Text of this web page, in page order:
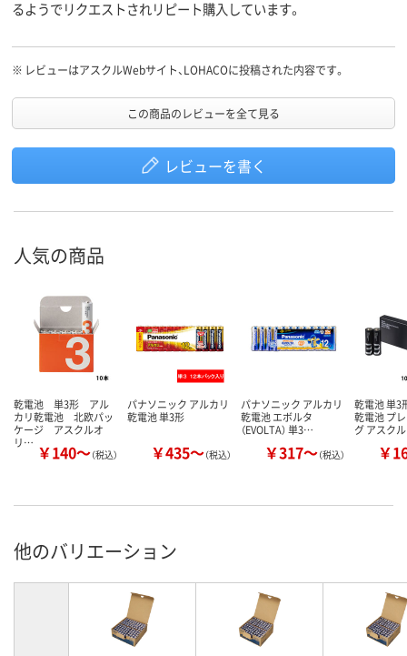
るようでリクエストされリピート購入しています。
※ レビューはアスクルWebサイト、LOHACOに投稿された内容です。
この商品のレビューを全て見る
レビューを書く
人気の商品
乾電池 単3形 アル
カリ乾電池 北欧パッ
ケージ アスクルオ
リ… ￥140～（税込）
パナソニック アルカリ
乾電池 単3形
￥435～（税込）
パナソニック アルカリ
乾電池 エボルタ
（EVOLTA） 単3…
￥317～（税込）
乾電池 単3
乾電池 プ
グ アスク
￥
他のバリエーション